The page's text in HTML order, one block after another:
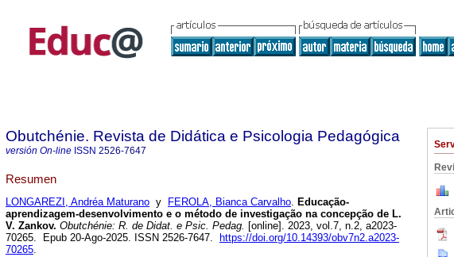
Obutchénie. Revista de Didática e Psicologia Pedagógica
versión On-line ISSN 2526-7647
Resumen
LONGAREZI, Andréa Maturano y FEROLA, Bianca Carvalho. Educação-
aprendizagem-desenvolvimento e o método de investigação na concepção de L.
V. Zankov. Obutchénie: R. de Didat. e Psic. Pedag. [online]. 2023, vol.7, n.2, a2023-
70265. Epub 20-Ago-2025. ISSN 2526-7647.
https://doi.org/10.14393/obv7n2.a2023-
70265.